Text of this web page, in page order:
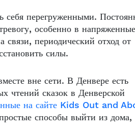
себя перегруженными.
особенно в напряженные
периодический отход от
силы.
вне сети. В Денвере есть
чтений сказок в Денверской
на сайте Kids Out and
способы выйти из дома,